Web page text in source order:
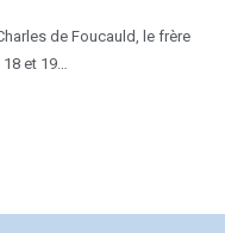
de Foucauld, le frère
18 et 19…